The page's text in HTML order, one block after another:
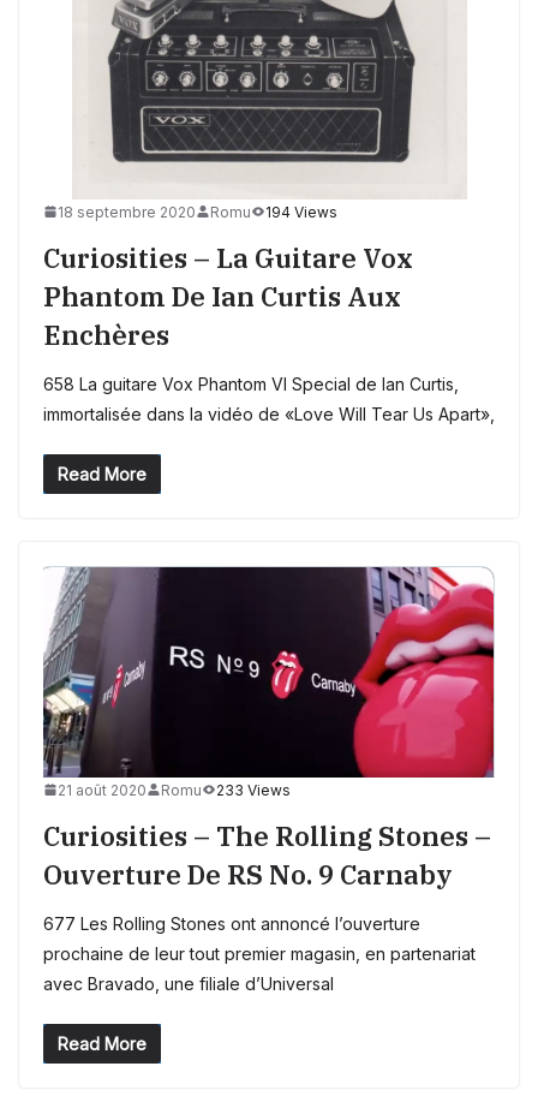
18 septembre 2020 Romu 194 Views
Curiosities – La Guitare Vox
Phantom De Ian Curtis Aux
Enchères
658 La guitare Vox Phantom VI Special de Ian Curtis,
immortalisée dans la vidéo de «Love Will Tear Us Apart»,
Read More
21 août 2020 Romu 233 Views
Curiosities – The Rolling Stones –
Ouverture De RS No. 9 Carnaby
677 Les Rolling Stones ont annoncé l’ouverture
prochaine de leur tout premier magasin, en partenariat
avec Bravado, une filiale d’Universal
Read More